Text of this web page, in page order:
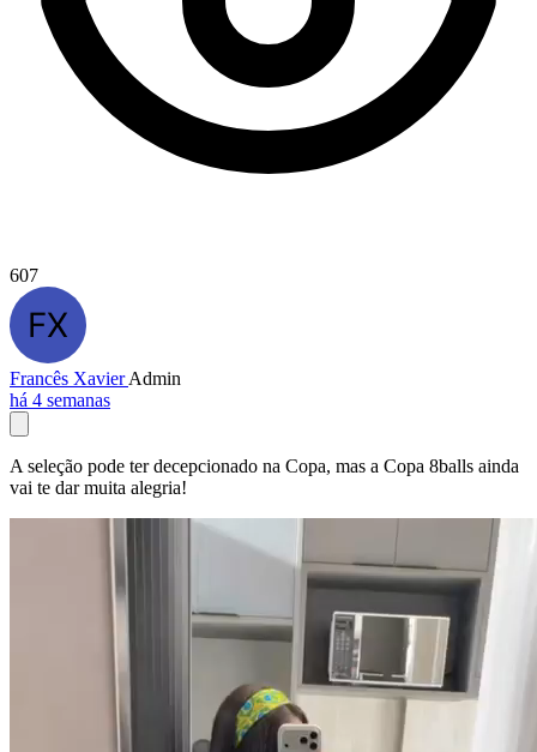
607
Francês XavierAdmin
há 4 semanas
A seleção pode ter decepcionado na Copa, mas a Copa 8balls ainda
vai te dar muita alegria!